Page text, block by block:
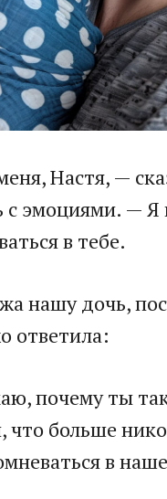
Настя, —
с эмоциями. —
в тебе.
нашу дочь,
ответила:
почему ты
больше
в